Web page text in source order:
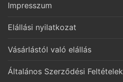
Impresszum
Elállási nyilatkozat
Vásárlástól való elállás
Általános Szerződési Feltételek